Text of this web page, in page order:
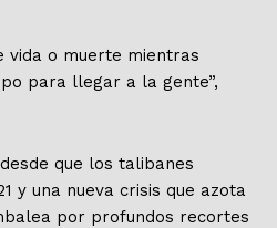
vida o muerte mientras
para llegar a la gente”,
que los talibanes
y una nueva crisis que azota
por profundos recortes